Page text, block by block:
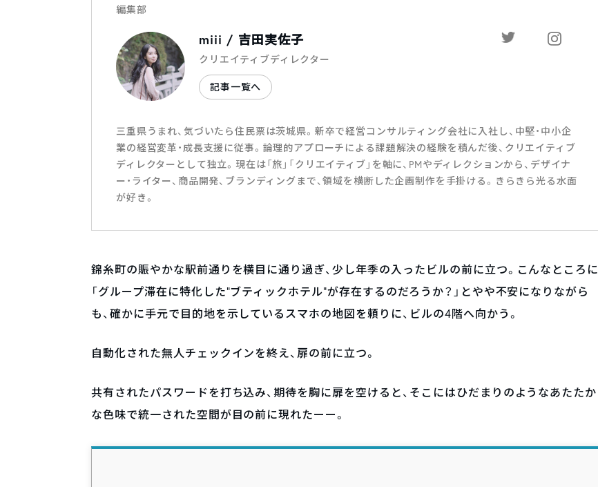
編集部
miii / 吉田実佐子
クリエイティブディレクター
記事一覧へ
三重県うまれ、気づいたら住民票は茨城県。新卒で経営コンサルティング会社に入社し、中堅・中小企
業の経営変革・成長支援に従事。論理的アプローチによる課題解決の経験を積んだ後、クリエイティブ
ディレクターとして独立。現在は「旅」「クリエイティブ」を軸に、PMやディレクションから、デザイナ
ー・ライター、商品開発、ブランディングまで、領域を横断した企画制作を手掛ける。きらきら光る水面
が好き。
錦糸町の賑やかな駅前通りを横目に通り過ぎ、少し年季の入ったビルの前に立つ。こんなところに
「グループ滞在に特化した”ブティックホテル”が存在するのだろうか？」とやや不安になりながら
も、確かに手元で目的地を示しているスマホの地図を頼りに、ビルの4階へ向かう。
自動化された無人チェックインを終え、扉の前に立つ。
共有されたパスワードを打ち込み、期待を胸に扉を空けると、そこにはひだまりのようなあたたか
な色味で統一された空間が目の前に現れたーー。